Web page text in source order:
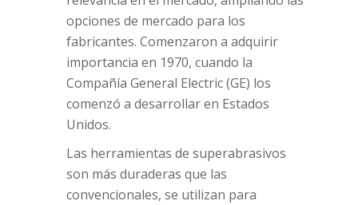
opciones de mercado para los
fabricantes. Comenzaron a adquirir
importancia en 1970, cuando la
Compañía General Electric (GE) los
comenzó a desarrollar en Estados
Unidos.
Las herramientas de superabrasivos
son más duraderas que las
convencionales, se utilizan para